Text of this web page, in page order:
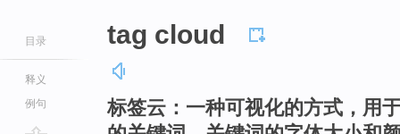
目录
释义
例句
tag cloud
标签云：一种可视化的方式，用